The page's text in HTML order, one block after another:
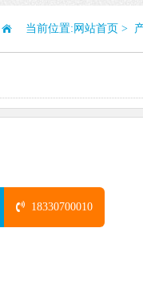
当前位置: 网站首页 >
18330700010